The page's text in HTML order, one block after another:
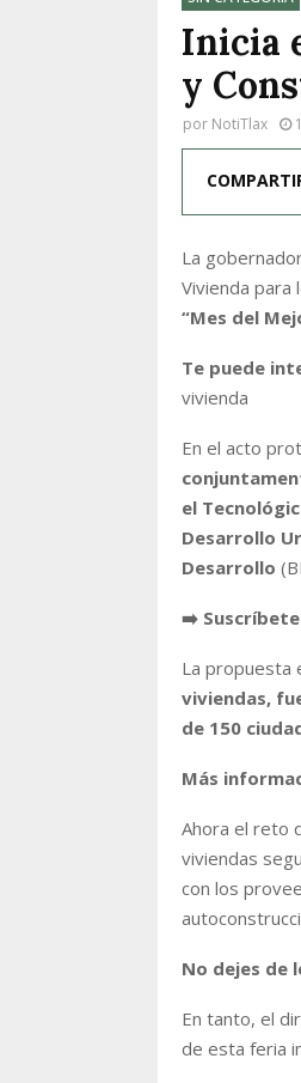
Inicia
y
por NotiTlax
La
Vivienda para
“Mes del
Te puede
vivienda
En el acto
el
Desarrollo
Desarrollo
➡️
La propuesta
viviendas,
de 150
Más
Ahora el reto
viviendas
con los
No dejes de
En tanto, el
de esta feria